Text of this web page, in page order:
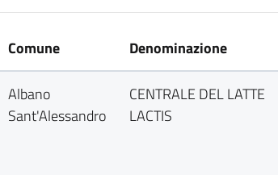
Comune Denominazione
Albano
Sant'Alessandro
CENTRALE DEL LATTE
LACTIS